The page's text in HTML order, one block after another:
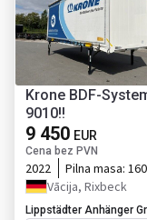
Krone BDF-
9010!!
9 450 EUR
Cena bez PVN
2022 Pilna masa:
Vācija, Rixbeck
Lippstädter Anhänger